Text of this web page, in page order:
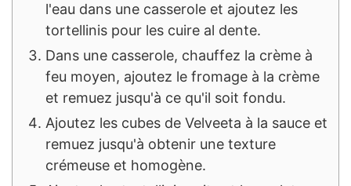
l'eau dans une casserole et ajoutez les
tortellinis pour les cuire al dente.
Dans une casserole, chauffez la crème à
feu moyen, ajoutez le fromage à la crème
et remuez jusqu'à ce qu'il soit fondu.
Ajoutez les cubes de Velveeta à la sauce et
remuez jusqu'à obtenir une texture
crémeuse et homogène.